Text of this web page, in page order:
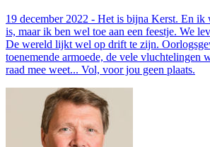
19 december 2022 - Het is bijna Kerst. En ik
is, maar ik ben wel toe aan een feestje. We
De wereld lijkt wel op drift te zijn.
toenemende armoede, de vele vluchtelingen
raad mee weet... Vol, voor jou geen plaats.